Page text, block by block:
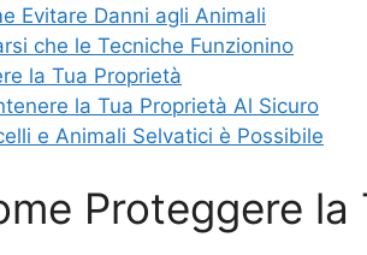
Evitare Danni agli Animali
che le Tecniche Funzionino
la Tua Proprietà
la Tua Proprietà Al Sicuro
e Animali Selvatici è Possibile
Proteggere la